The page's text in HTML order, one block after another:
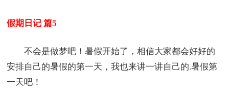
假期日记 篇5
不会是做梦吧！暑假开始了，相信大家都会好好的
安排自己的暑假的第一天，我也来讲一讲自己的.暑假第
一天吧！